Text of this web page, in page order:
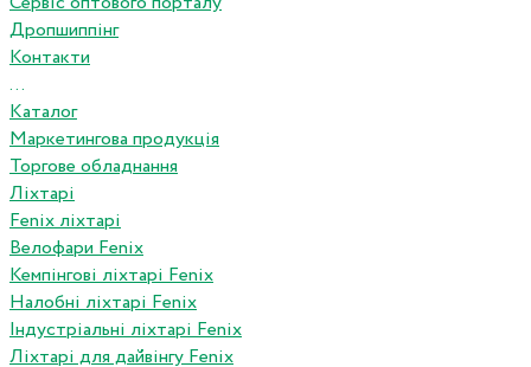
Дропшиппінг
Контакти
...
Каталог
Маркетингова продукція
Торгове обладнання
Ліхтарі
Fenix ліхтарі
Велофари Fenix
Кемпінгові ліхтарі Fenix
Налобні ліхтарі Fenix
Індустріальні ліхтарі Fenix
Ліхтарі для дайвінгу Fenix